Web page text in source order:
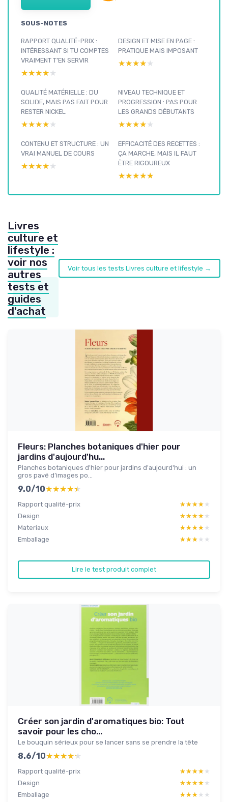
SOUS-NOTES
RAPPORT QUALITÉ-PRIX :
INTÉRESSANT SI TU COMPTES
VRAIMENT T’EN SERVIR
★★★★★
★★★★★
DESIGN ET MISE EN PAGE :
PRATIQUE MAIS IMPOSANT
★★★★★
★★★★★
QUALITÉ MATÉRIELLE : DU
SOLIDE, MAIS PAS FAIT POUR
RESTER NICKEL
★★★★★
★★★★★
NIVEAU TECHNIQUE ET
PROGRESSION : PAS POUR
LES GRANDS DÉBUTANTS
★★★★★
★★★★★
CONTENU ET STRUCTURE : UN
VRAI MANUEL DE COURS
★★★★★
★★★★★
EFFICACITÉ DES RECETTES :
ÇA MARCHE, MAIS IL FAUT
ÊTRE RIGOUREUX
★★★★★
★★★★★
Livres
culture et
lifestyle :
voir nos
autres
tests et
guides
d'achat
Voir tous les tests Livres culture et lifestyle →
Fleurs: Planches botaniques d'hier pour
jardins d'aujourd'hu...
Planches botaniques d'hier pour jardins d'aujourd'hui : un
gros pavé d’images po...
9.0/10★★★★★
★★★★★
Rapport qualité-prix ★★★★★
★★★★★
Design
★★★★★
★★★★★
Materiaux
★★★★★
★★★★★
Emballage
★★★★★
★★★★★
Lire le test produit complet
Créer son jardin d'aromatiques bio: Tout
savoir pour les cho...
Le bouquin sérieux pour se lancer sans se prendre la tête
8.6/10★★★★★
★★★★★
Rapport qualité-prix ★★★★★
★★★★★
Design
★★★★★
★★★★★
Emballage
★★★★★
★★★★★